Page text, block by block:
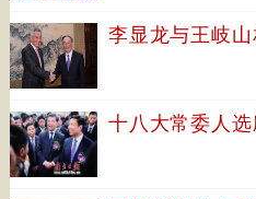
李显龙与王岐山
十八大常委人